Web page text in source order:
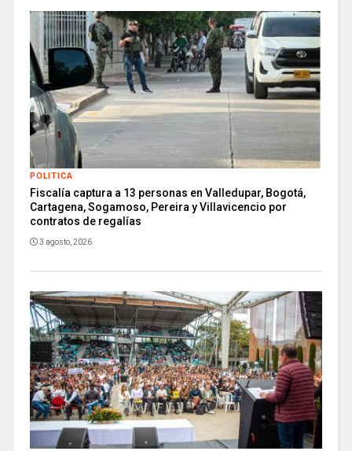
POLITICA
Fiscalía captura a 13 personas en Valledupar, Bogotá,
Cartagena, Sogamoso, Pereira y Villavicencio por
contratos de regalías
3 agosto, 2026